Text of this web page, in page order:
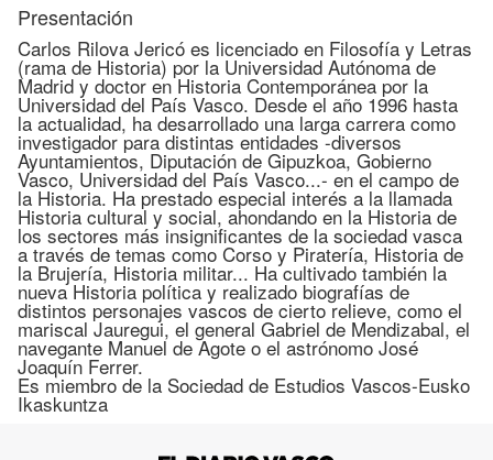
Presentación
Carlos Rilova Jericó es licenciado en Filosofía y Letras
(rama de Historia) por la Universidad Autónoma de
Madrid y doctor en Historia Contemporánea por la
Universidad del País Vasco. Desde el año 1996 hasta
la actualidad, ha desarrollado una larga carrera como
investigador para distintas entidades -diversos
Ayuntamientos, Diputación de Gipuzkoa, Gobierno
Vasco, Universidad del País Vasco...- en el campo de
la Historia. Ha prestado especial interés a la llamada
Historia cultural y social, ahondando en la Historia de
los sectores más insignificantes de la sociedad vasca
a través de temas como Corso y Piratería, Historia de
la Brujería, Historia militar... Ha cultivado también la
nueva Historia política y realizado biografías de
distintos personajes vascos de cierto relieve, como el
mariscal Jauregui, el general Gabriel de Mendizabal, el
navegante Manuel de Agote o el astrónomo José
Joaquín Ferrer.
Es miembro de la Sociedad de Estudios Vascos-Eusko
Ikaskuntza